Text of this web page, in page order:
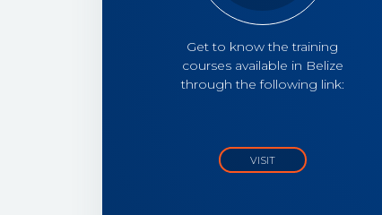
Get to know the training
courses available in Belize
through the following link:
VISIT